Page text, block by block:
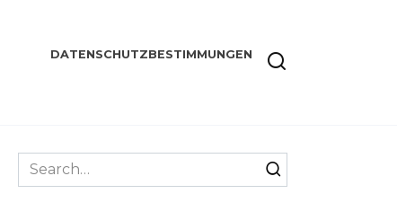
DATENSCHUTZBESTIMMUNGEN
Search
for: